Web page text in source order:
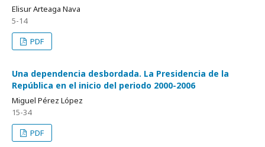
Elisur Arteaga Nava
5-14
PDF
Una dependencia desbordada. La Presidencia de la
República en el inicio del periodo 2000-2006
Miguel Pérez López
15-34
PDF